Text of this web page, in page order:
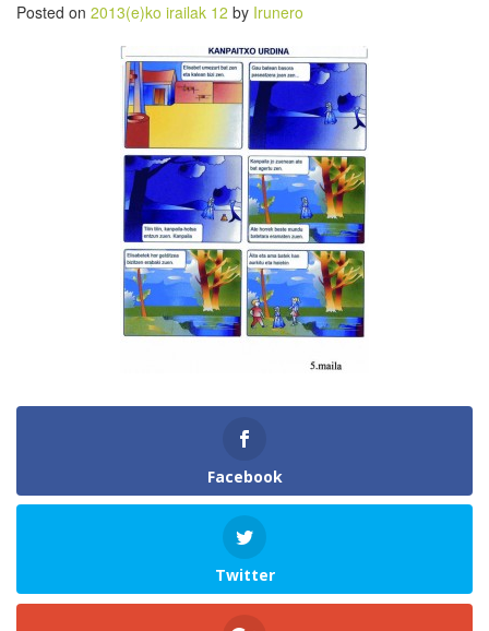
Posted on 2013(e)ko irailak 12 by Irunero
Facebook
Twitter